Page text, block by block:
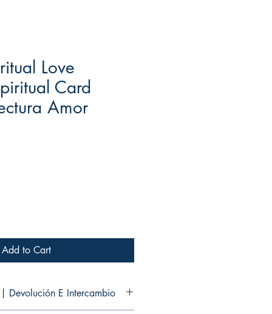
Love
Card
Amor
Add to Cart
Devolución E Intercambio